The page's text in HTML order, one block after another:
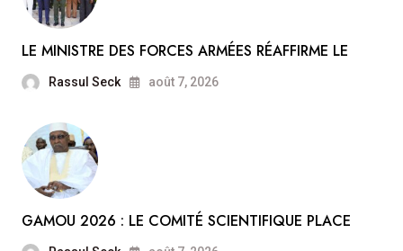
LE MINISTRE DES FORCES ARMÉES RÉAFFIRME LE
Rassul Seck août 7, 2026
GAMOU 2026 : LE COMITÉ SCIENTIFIQUE PLACE